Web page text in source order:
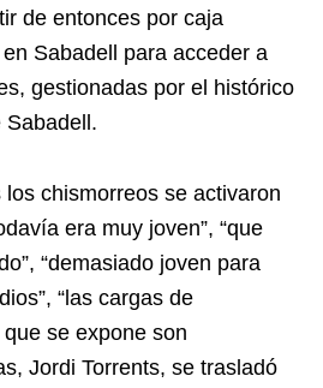
de entonces por caja
Sabadell para acceder a
gestionadas por el histórico
Sabadell.
chismorreos se activaron
era muy joven”, “que
“demasiado joven para
“las cargas de
se expone son
Jordi Torrents, se trasladó